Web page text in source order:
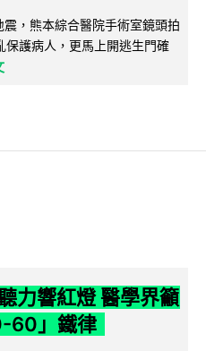
，熊本綜合醫院手術室鏡頭拍
護病人，更馬上開逃生門確
力響紅燈 醫學界籲
60」鐵律